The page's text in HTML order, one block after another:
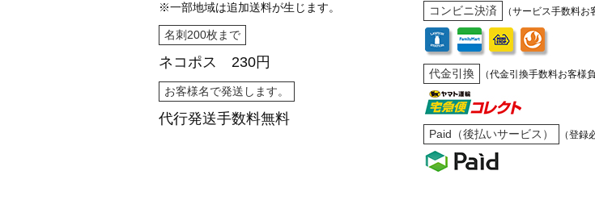
※一部地域は追加送料が生じます。
名刺200枚まで
ネコポス 230円
お客様名で発送します。
代行発送手数料無料
コンビニ決済 （サービス手数料お
代金引換 （代金引換手数料お客様負
Paid（後払いサービス） （登録